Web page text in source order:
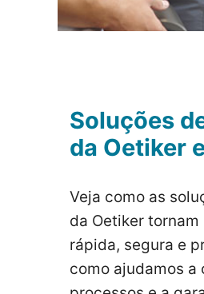
Soluções
da Oetiker
Veja como as
da Oetiker
rápida, segura e
como ajudamos a